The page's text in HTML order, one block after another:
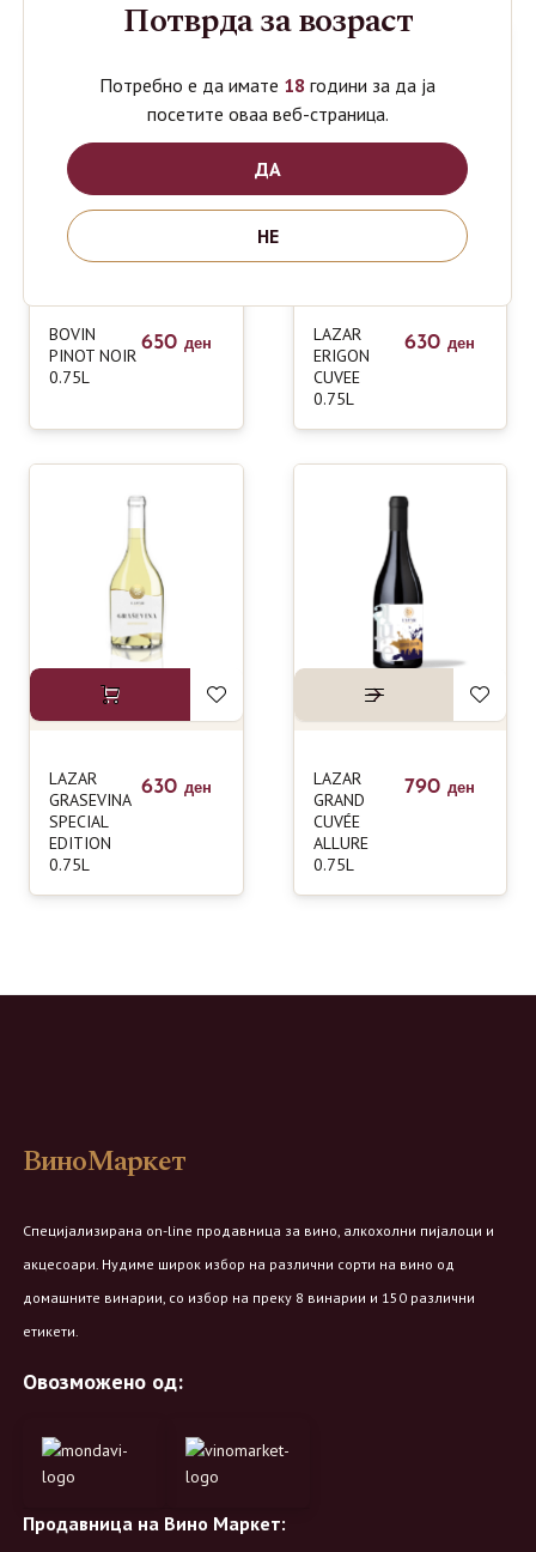
BOVIN
PINOT NOIR
0.75L
650 ден
LAZAR
ERIGON
CUVEE
0.75L
630 ден
LAZAR
GRASEVINA
SPECIAL
EDITION
0.75L
630 ден
LAZAR
GRAND
CUVÉE
ALLURE
0.75L
790 ден
ВиноМаркет
Специјализирана on-line продавница за вино, алкохолни пијалоци и
акцесоари. Нудиме широк избор на различни сорти на вино од
домашните винарии, со избор на преку 8 винарии и 150 различни
етикети.
Овозможено од:
Продавница на Вино Маркет:
Потврда за возраст
Потребно е да имате 18 години за да ја
посетите оваа веб-страница.
ДА
НЕ